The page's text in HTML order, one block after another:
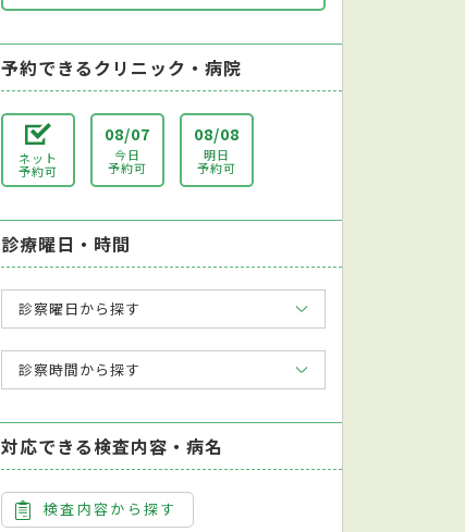
予約できるクリニック・病院
ネット
予約可
08/07
今日
予約可
08/08
明日
予約可
診療曜日・時間
診察曜日から探す
診察時間から探す
対応できる検査内容・病名
検査内容から探す